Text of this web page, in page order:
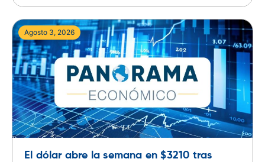
Agosto 3, 2026
El dólar abre la semana en $3210 tras